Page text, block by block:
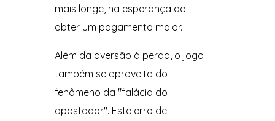
mais longe, na esperança de
obter um pagamento maior.
Além da aversão à perda, o jogo
também se aproveita do
fenômeno da "falácia do
apostador". Este erro de